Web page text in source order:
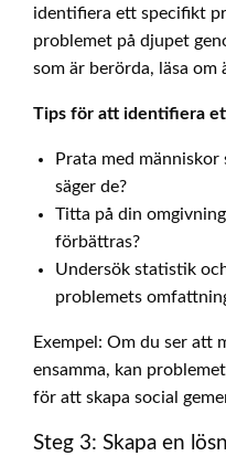
identifiera ett specifikt
problemet på djupet
som är berörda, läsa om
Tips för att identifiera
Prata med
säger de?
Titta på din
förbättras?
Undersök statistik
problemets
Exempel: Om du ser att
ensamma, kan
för att skapa social
Steg 3: Skapa en